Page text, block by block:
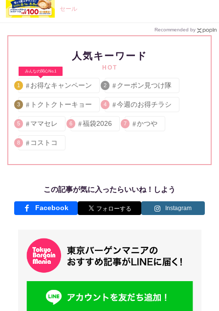
セール
Recommended by
人気キーワード
HOT
みんなの関心No.1
1 お得なキャンペーン 2 クーポン見つけ隊
3 トクトクトーキョー 4 今週のお得チラシ
5 ママセレ 6 福袋2026 7 かつや
8 コストコ
この記事が気に入ったらいいね！しよう
Facebook Instagram